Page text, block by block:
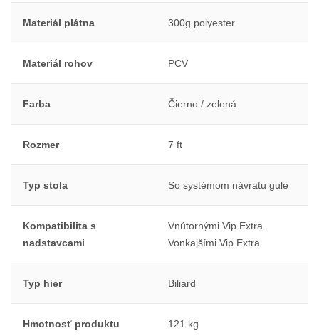
Materiál plátna 300g polyester
Materiál rohov PCV
Farba Čierno / zelená
Rozmer 7 ft
Typ stola So systémom návratu gule
Kompatibilita s
nadstavcami
Vnútornými Vip Extra
Vonkajšími Vip Extra
Typ hier Biliard
Hmotnosť produktu 121 kg